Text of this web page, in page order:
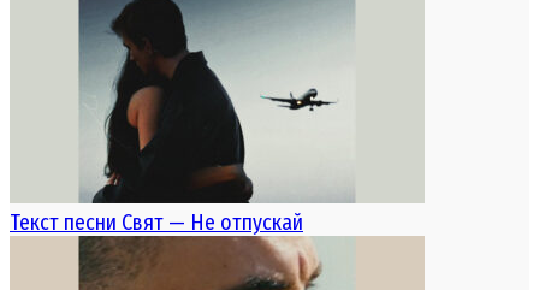
Текст песни Свят — Не отпускай